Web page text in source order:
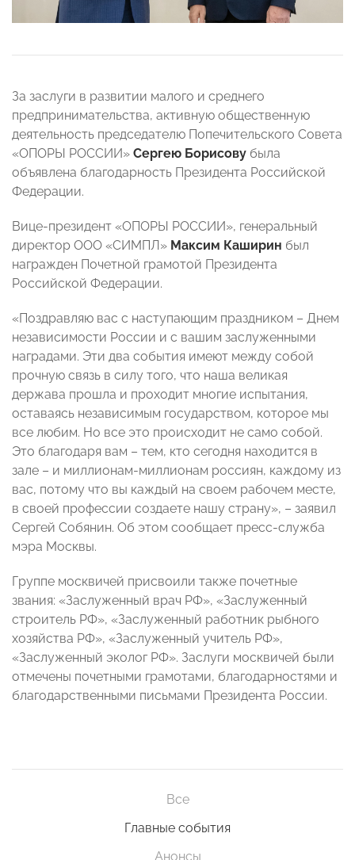
За заслуги в развитии малого и среднего
предпринимательства, активную общественную
деятельность председателю Попечительского Совета
«ОПОРЫ РОССИИ» Сергею Борисову была
объявлена благодарность Президента Российской
Федерации.
Вице-президент «ОПОРЫ РОССИИ», генеральный
директор ООО «СИМПЛ» Максим Каширин был
награжден Почетной грамотой Президента
Российской Федерации.
«Поздравляю вас с наступающим праздником – Днем
независимости России и с вашим заслуженными
наградами. Эти два события имеют между собой
прочную связь в силу того, что наша великая
держава прошла и проходит многие испытания,
оставаясь независимым государством, которое мы
все любим. Но все это происходит не само собой.
Это благодаря вам – тем, кто сегодня находится в
зале – и миллионам-миллионам россиян, каждому из
вас, потому что вы каждый на своем рабочем месте,
в своей профессии создаете нашу страну», – заявил
Сергей Собянин. Об этом сообщает пресс-служба
мэра Москвы.
Группе москвичей присвоили также почетные
звания: «Заслуженный врач РФ», «Заслуженный
строитель РФ», «Заслуженный работник рыбного
хозяйства РФ», «Заслуженный учитель РФ»,
«Заслуженный эколог РФ». Заслуги москвичей были
отмечены почетными грамотами, благодарностями и
благодарственными письмами Президента России.
Все
Главные события
Анонсы